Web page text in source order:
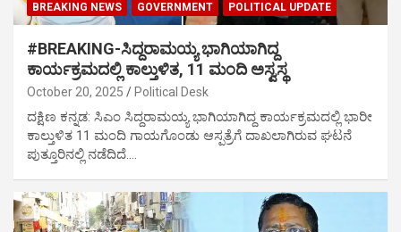
BREAKING NEWS GOVERNMENT POLITICAL UPDATE
#BREAKING-ಸಿದ್ದರಾಮಯ್ಯ ಭಾಗಿಯಾಗಿದ್ದ
ಕಾರ್ಯಕ್ರಮದಲ್ಲಿ ಕಾಲ್ತುಳಿತ, 11 ಮಂದಿ ಅಸ್ವಸ್ಥ
October 20, 2025 Political Desk
ದಕ್ಷಿಣ ಕನ್ನಡ: ಸಿಎಂ ಸಿದ್ದರಾಮಯ್ಯ ಭಾಗಿಯಾಗಿದ್ದ ಕಾರ್ಯಕ್ರಮದಲ್ಲಿ ಭಾರೀ
ಕಾಲ್ತುಳಿತ 11 ಮಂದಿ ಗಾಯಗೊಂಡು ಆಸ್ಪತ್ರೆಗೆ ದಾಖಲಾಗಿರುವ ಘಟನೆ
ಪುತ್ತೂರಿನಲ್ಲಿ ನಡೆದಿದೆ.…